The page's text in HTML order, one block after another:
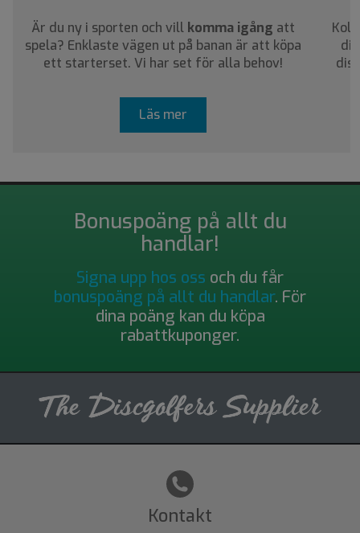
Är du ny i sporten och vill komma igång att
spela? Enklaste vägen ut på banan är att köpa
ett starterset. Vi har set för alla behov!
Läs mer
Bonuspoäng på allt du
handlar!
Signa upp hos oss och du får
bonuspoäng på allt du handlar. För
dina poäng kan du köpa
rabattkuponger.
Kontakt